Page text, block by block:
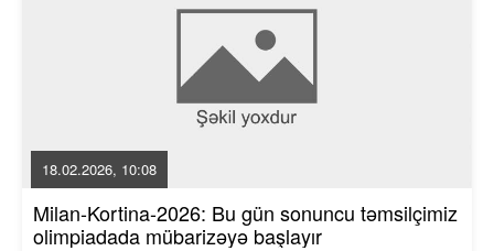
18.02.2026, 10:08
Milan-Kortina-2026: Bu gün sonuncu təmsilçimiz
olimpiadada mübarizəyə başlayır